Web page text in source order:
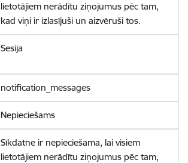
lietotājiem nerādītu ziņojumus pēc tam,
kad viņi ir izlasījuši un aizvēruši tos.
Sesija
notification_messages
Nepieciešams
Sīkdatne ir nepieciešama, lai visiem
lietotājiem nerādītu ziņojumus pēc tam,